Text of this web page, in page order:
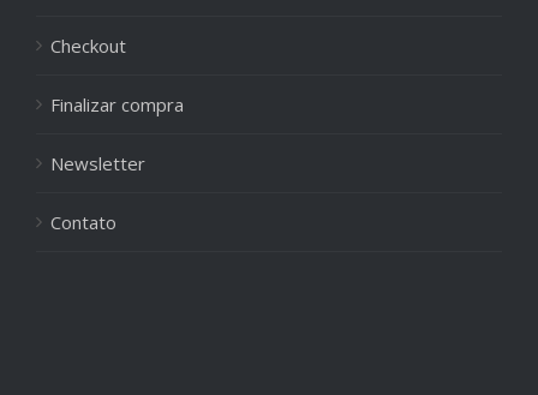
Checkout
Finalizar compra
Newsletter
Contato